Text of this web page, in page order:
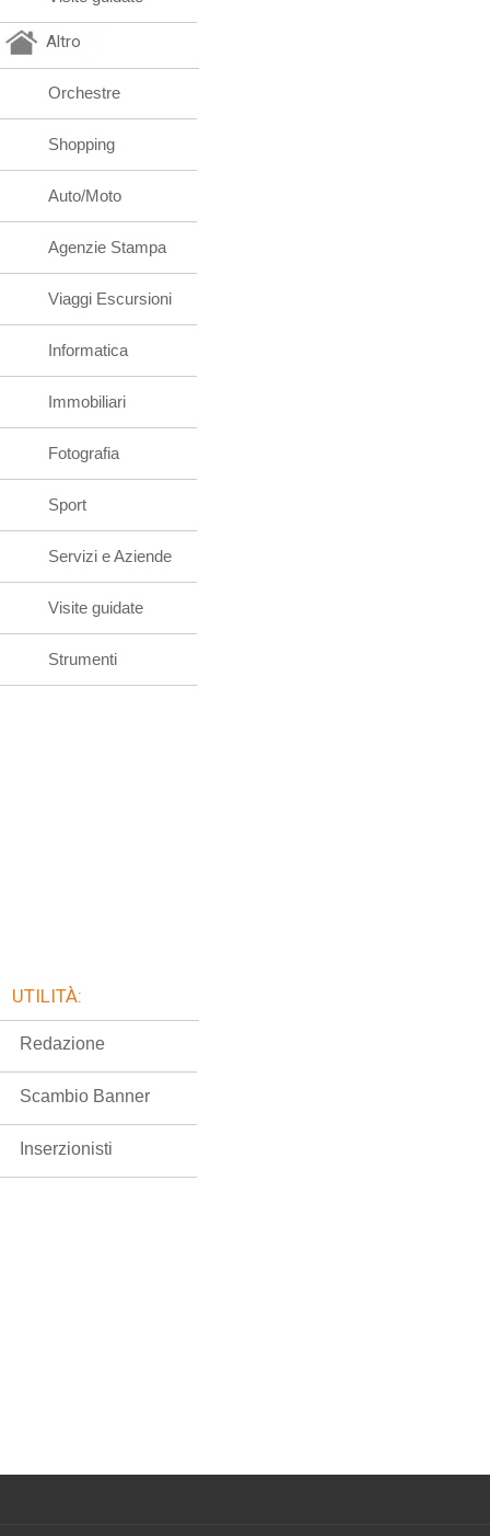
Altro
Orchestre
Shopping
Auto/Moto
Agenzie Stampa
Viaggi Escursioni
Informatica
Immobiliari
Fotografia
Sport
Servizi e Aziende
Visite guidate
Strumenti
UTILITÀ:
Redazione
Scambio Banner
Inserzionisti